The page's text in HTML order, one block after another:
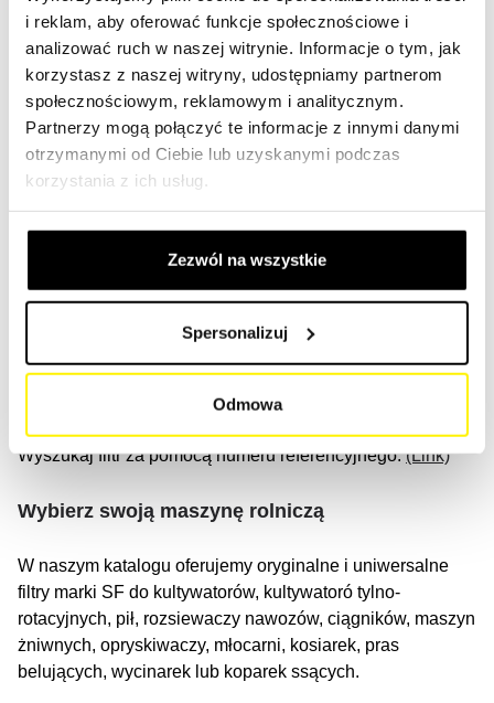
i reklam, aby oferować funkcje społecznościowe i
analizować ruch w naszej witrynie. Informacje o tym, jak
korzystasz z naszej witryny, udostępniamy partnerom
społecznościowym, reklamowym i analitycznym.
Partnerzy mogą połączyć te informacje z innymi danymi
otrzymanymi od Ciebie lub uzyskanymi podczas
korzystania z ich usług.
Zezwól na wszystkie
Spersonalizuj
Odmowa
wydajnej pracy.
Nasza oferta filtrów dla maszyn rolniczych
Maszyny rolnicze potrzebują systemów filtrujących, takich
jak filtry powietrza, filtry hydrauliczne, filtry chłodziwa, filtr
oleju, filtr paliwa, filtr niebieski, filtr kabinowy, filtr
przekładniowy i filtr osuszacza, aby osiągnąć optymalną
Utrzymanie w dobrym stanie systemów mikrofiltracji,
hydraulicznych, smarowania i filtrowania przyczynia się do
maszyny w celu zapewnienia optymalnej wydajności i
Wyszukaj filtr za pomocą numeru referencyjnego.(Link)
Wybierz swoją maszynę rolniczą
W naszym katalogu oferujemy oryginalne i uniwersalne
filtry marki SF do kultywatorów, kultywatoró tylno-
rotacyjnych, pił, rozsiewaczy nawozów, ciągników, maszyn
żniwnych, opryskiwaczy, młocarni, kosiarek, pras
belujących, wycinarek lub koparek ssących.